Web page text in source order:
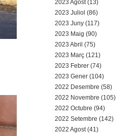
2023 Agost (13)
2023 Juliol (86)
2023 Juny (117)
2023 Maig (90)
2023 Abril (75)
2023 Març (121)
2023 Febrer (74)
2023 Gener (104)
2022 Desembre (58)
2022 Novembre (105)
2022 Octubre (94)
2022 Setembre (142)
2022 Agost (41)